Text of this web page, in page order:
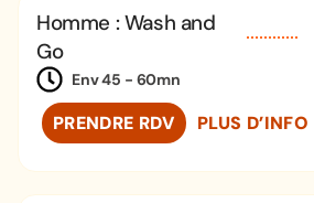
Homme : Wash and
Go
Env 45 - 60mn
PRENDRE RDV PLUS D’INFO